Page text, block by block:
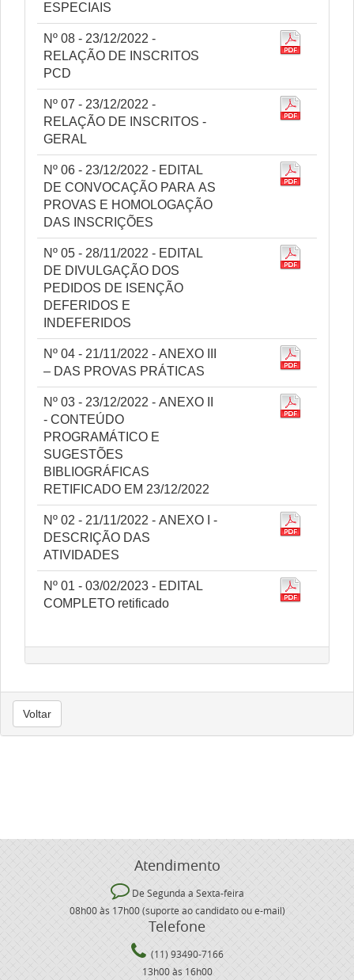
ESPECIAIS
Nº 08 - 23/12/2022 -
RELAÇÃO DE INSCRITOS
PCD
Nº 07 - 23/12/2022 -
RELAÇÃO DE INSCRITOS -
GERAL
Nº 06 - 23/12/2022 - EDITAL
DE CONVOCAÇÃO PARA AS
PROVAS E HOMOLOGAÇÃO
DAS INSCRIÇÕES
Nº 05 - 28/11/2022 - EDITAL
DE DIVULGAÇÃO DOS
PEDIDOS DE ISENÇÃO
DEFERIDOS E
INDEFERIDOS
Nº 04 - 21/11/2022 - ANEXO III
– DAS PROVAS PRÁTICAS
Nº 03 - 23/12/2022 - ANEXO II
- CONTEÚDO
PROGRAMÁTICO E
SUGESTÕES
BIBLIOGRÁFICAS
RETIFICADO EM 23/12/2022
Nº 02 - 21/11/2022 - ANEXO I -
DESCRIÇÃO DAS
ATIVIDADES
Nº 01 - 03/02/2023 - EDITAL
COMPLETO retificado
Voltar
Atendimento
De Segunda a Sexta-feira
08h00 às 17h00 (suporte ao candidato ou e-mail)
Telefone
(11) 93490-7166
13h00 às 16h00